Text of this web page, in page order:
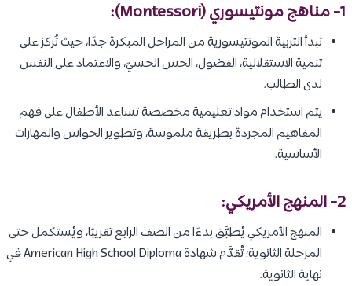
1- مناهج مونتيسوري (Montessori):
تبدأ التربية المونتيسورية من المراحل المبكرة جدًا، حيث تُركز على
تنمية الاستقلالية، الفضول، الحس الحسيّ، والاعتماد على النفس
لدى الطالب.
يتم استخدام مواد تعليمية مخصصة تساعد الأطفال على فهم
المفاهيم المجردة بطريقة ملموسة، وتطوير الحواس والمهارات
الأساسية.
2- المنهج الأمريكي:
المنهج الأمريكي يُطبَّق بدءًا من الصف الرابع تقريبًا، ويُستكمل حتى
المرحلة الثانوية؛ تُقدَّم شهادة American High School Diploma في
نهاية الثانوية.